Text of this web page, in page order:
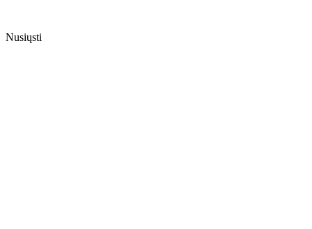
Nusiųsti